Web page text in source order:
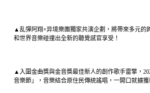
▲乱彈阿翔×异境樂團獨家共演企劃，將帶來多元的
和世界音樂碰撞出全新的聽覺感官享受！
▲入圍金曲獎與金音獎最佳新人的創作歌手雷擎，
音樂節」，音樂結合原住民傳統謠唱，一開口就擄獲